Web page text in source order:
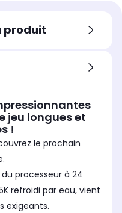
vive
du processeur (en
Turboboost (en GHz)
produit
jeu longues et
!
le prochain
processeur à 24
refroidi par eau, vient
exigeants.